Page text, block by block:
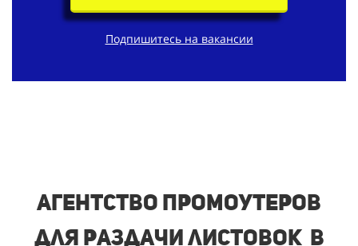
Подпишитесь на вакансии
Агентство промоутеров
для раздачи листовок в